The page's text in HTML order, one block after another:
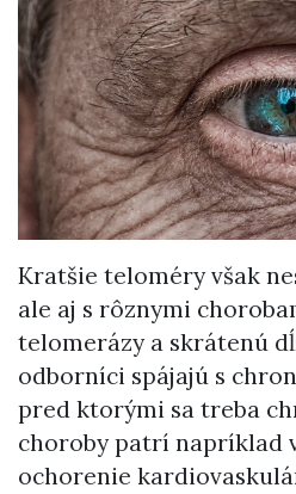
Kratšie teloméry však
ale aj s rôznymi
telomerázy a skrátenú
odborníci spájajú s
pred ktorými sa treba
choroby patrí napríklad
ochorenie